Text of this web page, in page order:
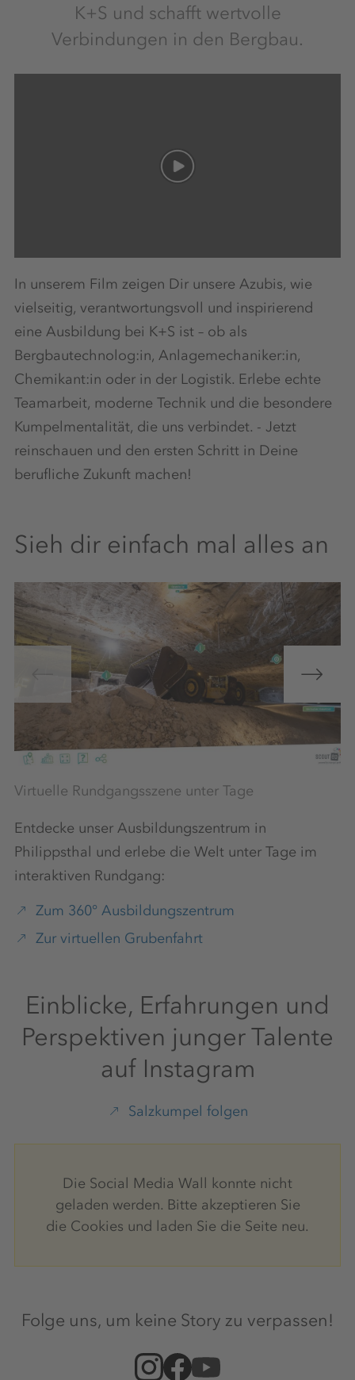
K+S und schafft wertvolle
Verbindungen in den Bergbau.
In unserem Film zeigen Dir unsere Azubis, wie
vielseitig, verantwortungsvoll und inspirierend
eine Ausbildung bei K+S ist – ob als
Bergbautechnolog:in, Anlagemechaniker:in,
Chemikant:in oder in der Logistik. Erlebe echte
Teamarbeit, moderne Technik und die besondere
Kumpelmentalität, die uns verbindet. - Jetzt
reinschauen und den ersten Schritt in Deine
berufliche Zukunft machen!
Sieh dir einfach mal alles an
Virtuelle Rundgangsszene unter Tage
Entdecke unser Ausbildungszentrum in
Philippsthal und erlebe die Welt unter Tage im
interaktiven Rundgang:
Zum 360° Ausbildungszentrum
Zur virtuellen Grubenfahrt
Einblicke, Erfahrungen und
Perspektiven junger Talente
auf Instagram
Salzkumpel folgen
Die Social Media Wall konnte nicht
geladen werden. Bitte akzeptieren Sie
die Cookies und laden Sie die Seite neu.
Folge uns, um keine Story zu verpassen!